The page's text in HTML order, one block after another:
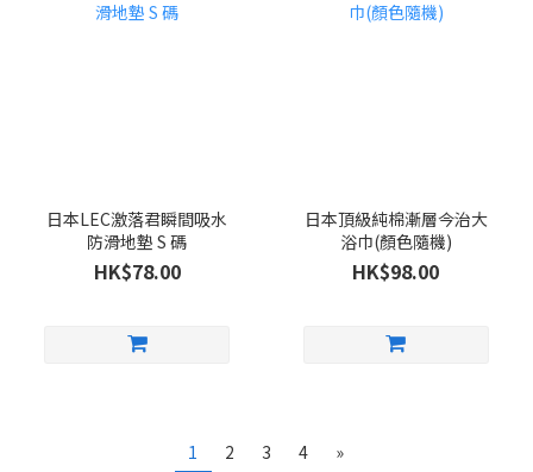
日本LEC激落君瞬間吸水
防滑地墊 S 碼
HK$78.00
日本頂級純棉漸層今治大
浴巾(顏色隨機)
HK$98.00
1 2 3 4 »